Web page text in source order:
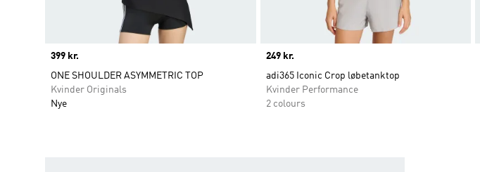
Price
399 kr.
ONE SHOULDER ASYMMETRIC TOP
Kvinder Originals
Nye
Price
249 kr.
adi365 Iconic Crop løbetanktop
Kvinder Performance
2 colours